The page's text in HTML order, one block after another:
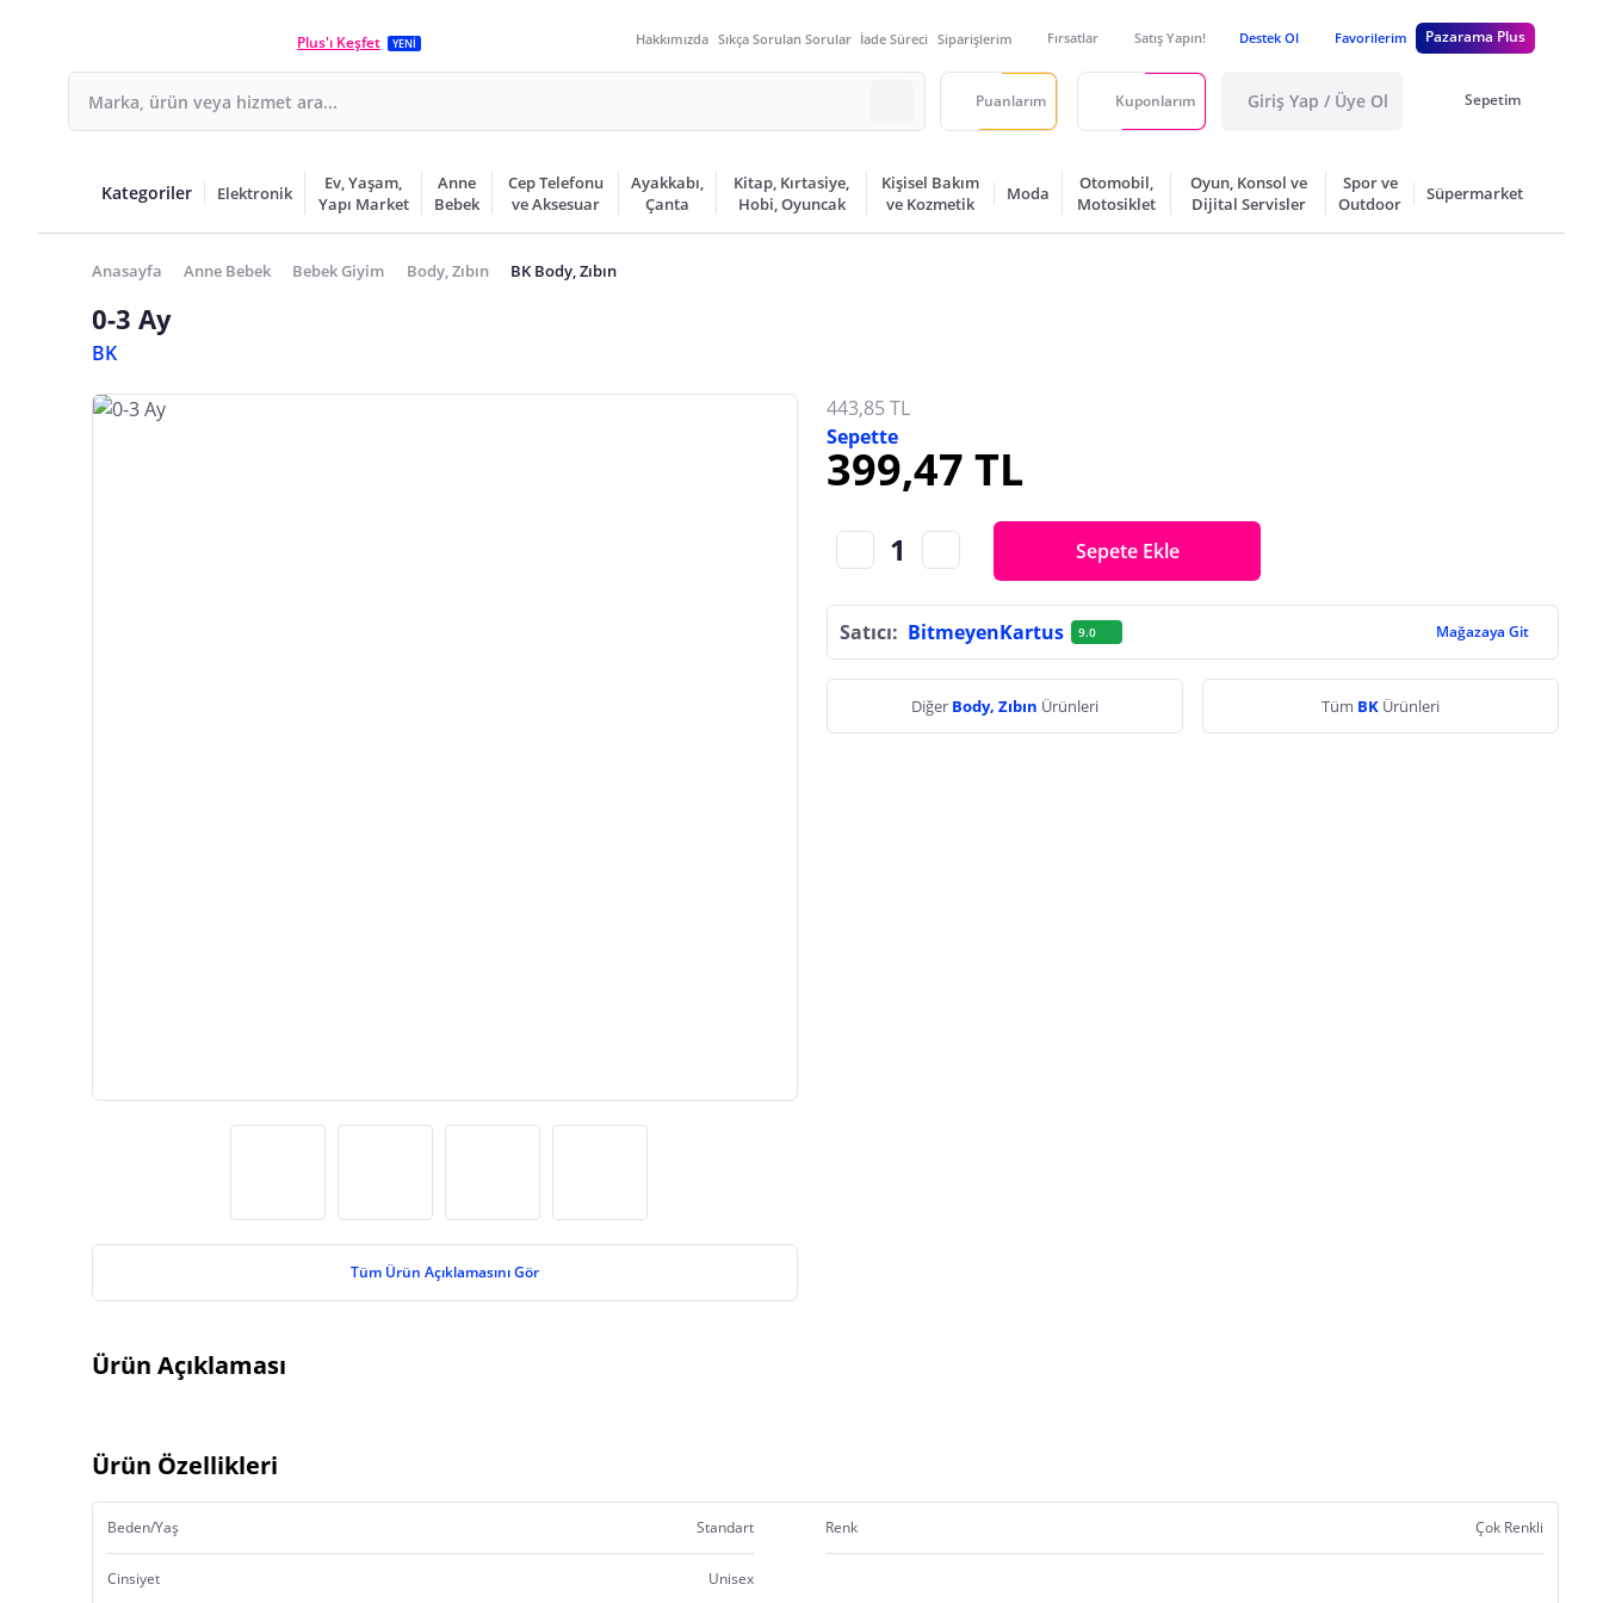
Plus'ı Keşfet YENİ Hakkımızda Sıkça Sorulan Sorular İade Süreci Siparişlerim Fırsatlar Satış Yapın! Destek Ol Favorilerim Pazarama Plus
Puanlarım Kuponlarım Giriş Yap / Üye Ol Sepetim
Kategoriler Elektronik
Ev, Yaşam,
Yapı Market
Anne
Bebek
Cep Telefonu
ve Aksesuar
Ayakkabı,
Çanta
Kitap, Kırtasiye,
Hobi, Oyuncak
Kişisel Bakım
ve Kozmetik
Moda
Otomobil,
Motosiklet
Oyun, Konsol ve
Dijital Servisler
Spor ve
Outdoor
Süpermarket
Anasayfa Anne Bebek Bebek Giyim Body, Zıbın BK Body, Zıbın
0-3 Ay
BK
Tüm Ürün Açıklamasını Gör
443,85 TL
Sepette
399,47 TL
Sepete Ekle
Satıcı: BitmeyenKartus 9.0 Mağazaya Git
Diğer Body, Zıbın Ürünleri Tüm BK Ürünleri
Ürün Açıklaması
Ürün Özellikleri
Beden/Yaş Standart Renk Çok Renkli
Cinsiyet Unisex